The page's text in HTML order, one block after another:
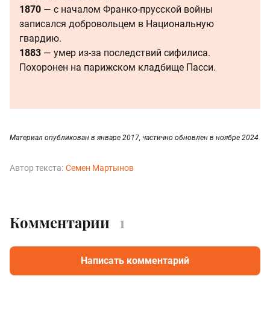
1870 — с началом Франко-прусской войны
записался добровольцем в Национальную
гвардию.
1883 — умер из-за последствий сифилиса.
Похоронен на парижском кладбище Пасси.
Материал опубликован в январе 2017, частично обновлен в ноябре 2024
Автор текста: Семен Мартынов
Комментарии 1
Написать комментарий